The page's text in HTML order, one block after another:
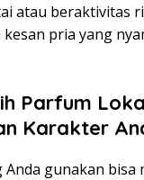
atau beraktivitas
pria yang
Parfum
Karakter
gunakan bisa